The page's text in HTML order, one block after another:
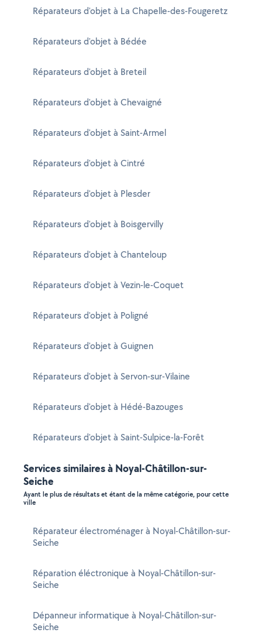
Réparateurs d'objet à La Chapelle-des-Fougeretz
Réparateurs d'objet à Bédée
Réparateurs d'objet à Breteil
Réparateurs d'objet à Chevaigné
Réparateurs d'objet à Saint-Armel
Réparateurs d'objet à Cintré
Réparateurs d'objet à Plesder
Réparateurs d'objet à Boisgervilly
Réparateurs d'objet à Chanteloup
Réparateurs d'objet à Vezin-le-Coquet
Réparateurs d'objet à Poligné
Réparateurs d'objet à Guignen
Réparateurs d'objet à Servon-sur-Vilaine
Réparateurs d'objet à Hédé-Bazouges
Réparateurs d'objet à Saint-Sulpice-la-Forêt
Services similaires à Noyal-Châtillon-sur-
Seiche
Ayant le plus de résultats et étant de la même catégorie, pour cette
ville
Réparateur électroménager à Noyal-Châtillon-sur-
Seiche
Réparation éléctronique à Noyal-Châtillon-sur-
Seiche
Dépanneur informatique à Noyal-Châtillon-sur-
Seiche